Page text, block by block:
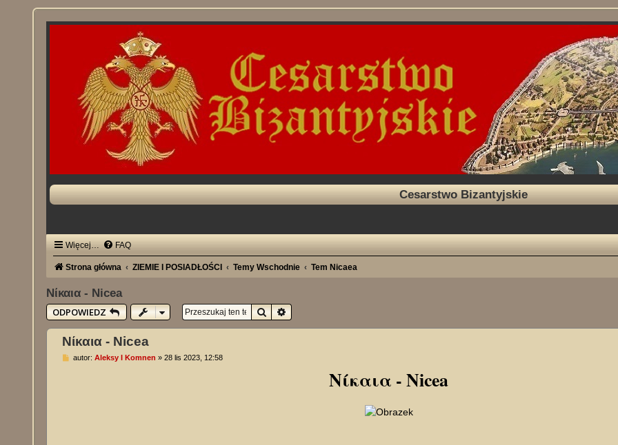
Cesarstwo Bizantyjskie
Więcej… FAQ
Strona główna ZIEMIE I POSIADŁOŚCI Temy Wschodnie Tem Nicaea
Νίκαια - Nicea
ODPOWIEDZ
SzukajWyszukiwanie zaawansowane
Νίκαια - Nicea
Pautor:Aleksy I Komnen »28 lis 2023, 12:58
Νίκαια - Nicea